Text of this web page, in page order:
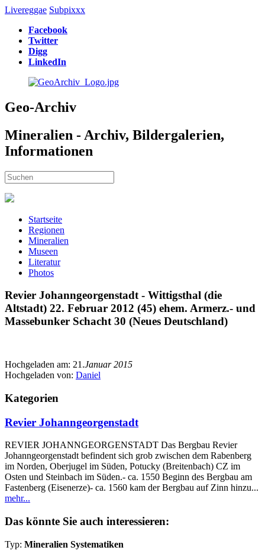
Livereggae Subpixxx
Facebook
Twitter
Digg
LinkedIn
Geo-Archiv
Mineralien - Archiv, Bildergalerien,
Informationen
Startseite
Regionen
Mineralien
Museen
Literatur
Photos
Revier Johanngeorgenstadt - Wittigsthal (die
Altstadt) 22. Februar 2012 (45) ehem. Armerz.- und
Massebunker Schacht 30 (Neues Deutschland)
Hochgeladen am: 21.Januar 2015
Hochgeladen von: Daniel
Kategorien
Revier Johanngeorgenstadt
REVIER JOHANNGEORGENSTADT Das Bergbau Revier
Johanngeorgenstadt befindent sich grob zwischen dem Rabenberg
im Norden, Oberjugel im Süden, Potucky (Breitenbach) CZ im
Osten und Steinbach im Süden.- ca. 1550 Beginn des Bergbau am
Fastenberg (Eisenerze)- ca. 1560 kam der Bergbau auf Zinn hinzu...
mehr...
Das könnte Sie auch interessieren:
Typ: Mineralien Systematiken